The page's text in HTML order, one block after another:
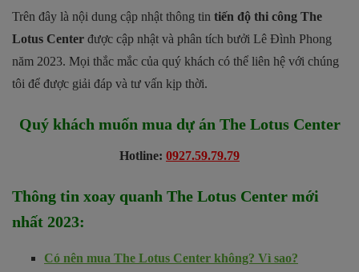
Trên đây là nội dung cập nhật thông tin tiến độ thi công The
Lotus Center được cập nhật và phân tích bưởi Lê Đình Phong
năm 2023. Mọi thắc mắc của quý khách có thể liên hệ với chúng
tôi để được giải đáp và tư vấn kịp thời.
Quý khách muốn mua dự án The Lotus Center
Hotline: 0927.59.79.79
Thông tin xoay quanh The Lotus Center mới
nhất 2023:
Có nên mua The Lotus Center không? Vì sao?